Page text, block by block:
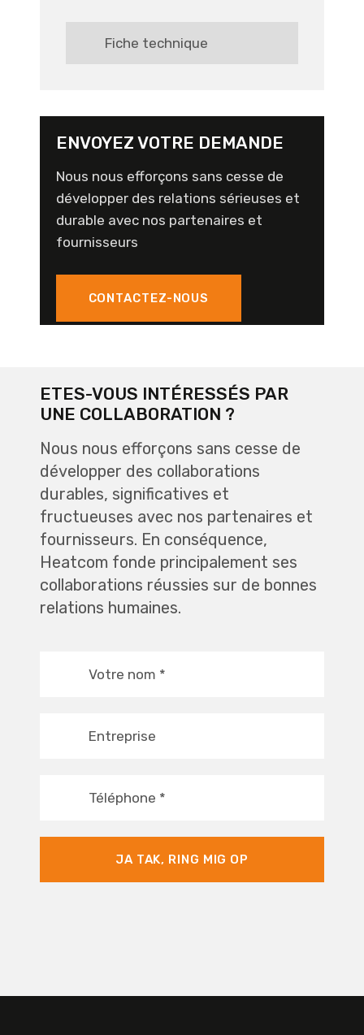
Fiche technique
ENVOYEZ VOTRE DEMANDE
Nous nous efforçons sans cesse de
développer des relations sérieuses et
durable avec nos partenaires et
fournisseurs
CONTACTEZ-NOUS
ETES-VOUS INTÉRESSÉS PAR
UNE COLLABORATION ?
Nous nous efforçons sans cesse de
développer des collaborations
durables, significatives et
fructueuses avec nos partenaires et
fournisseurs. En conséquence,
Heatcom fonde principalement ses
collaborations réussies sur de bonnes
relations humaines.
Votre nom *
Entreprise
Téléphone *
JA TAK, RING MIG OP